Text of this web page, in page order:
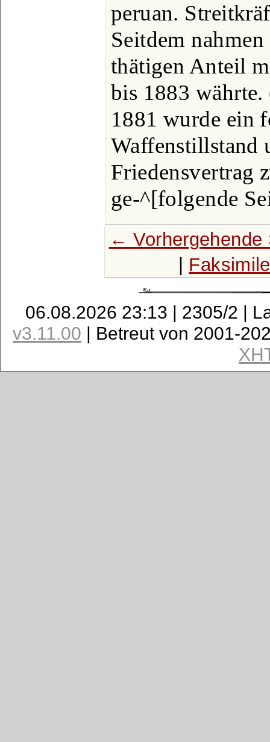
peruan.
Seitdem
thätigen Anteil
bis 1883
1881 wurde ein
Waffenstillstand
Friedensvertrag
ge-^[folgende
← Vorhergehende
Faksimile
06.08.2026 23:13 | 2305/2 |
v3.11.00 | Betreut von 2001-